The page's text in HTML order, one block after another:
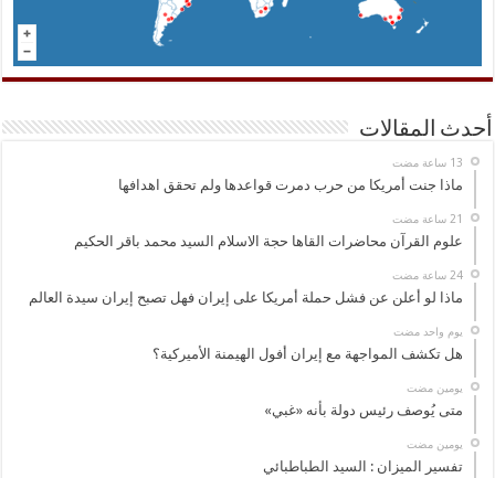
أحدث المقالات
ماذا جنت أمريكا من حرب دمرت قواعدها ولم تحقق اهدافها
علوم القرآن محاضرات القاها حجة الاسلام السيد محمد باقر الحكيم
‏24 ساعة مضت
ماذا لو أعلن عن فشل حملة أمريكا على إيران فهل تصبح إيران سيدة العالم
‏يوم واحد مضت
هل تكشف المواجهة مع إيران أفول الهيمنة الأميركية؟
‏يومين مضت
متى يُوصف رئيس دولة بأنه «غبي»
‏يومين مضت
تفسير الميزان : السيد الطباطبائي